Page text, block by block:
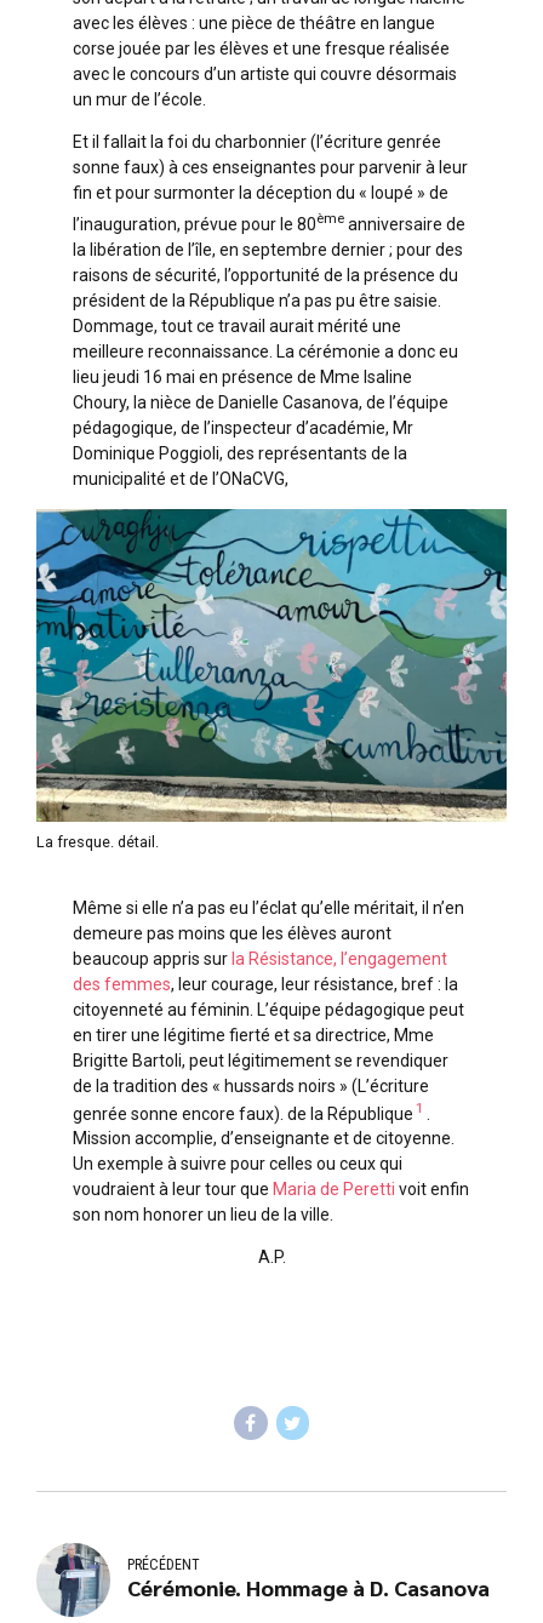
avec les élèves : une pièce de théâtre en langue
corse jouée par les élèves et une fresque réalisée
avec le concours d’un artiste qui couvre désormais
un mur de l’école.
Et il fallait la foi du charbonnier (l’écriture genrée
sonne faux) à ces enseignantes pour parvenir à leur
fin et pour surmonter la déception du « loupé » de
l’inauguration, prévue pour le 80ème anniversaire de
la libération de l’île, en septembre dernier ; pour des
raisons de sécurité, l’opportunité de la présence du
président de la République n’a pas pu être saisie.
Dommage, tout ce travail aurait mérité une
meilleure reconnaissance. La cérémonie a donc eu
lieu jeudi 16 mai en présence de Mme Isaline
Choury, la nièce de Danielle Casanova, de l’équipe
pédagogique, de l’inspecteur d’académie, Mr
Dominique Poggioli, des représentants de la
municipalité et de l’ONaCVG,
La fresque. détail.
Même si elle n’a pas eu l’éclat qu’elle méritait, il n’en
demeure pas moins que les élèves auront
beaucoup appris sur la Résistance, l’engagement
des femmes, leur courage, leur résistance, bref : la
citoyenneté au féminin. L’équipe pédagogique peut
en tirer une légitime fierté et sa directrice, Mme
Brigitte Bartoli, peut légitimement se revendiquer
de la tradition des « hussards noirs » (L’écriture
genrée sonne encore faux). de la République 1
Mission accomplie, d’enseignante et de citoyenne.
Un exemple à suivre pour celles ou ceux qui
voudraient à leur tour que Maria de Peretti voit enfin
son nom honorer un lieu de la ville.
A.P.
PRÉCÉDENT
Cérémonie. Hommage à D. Casanova